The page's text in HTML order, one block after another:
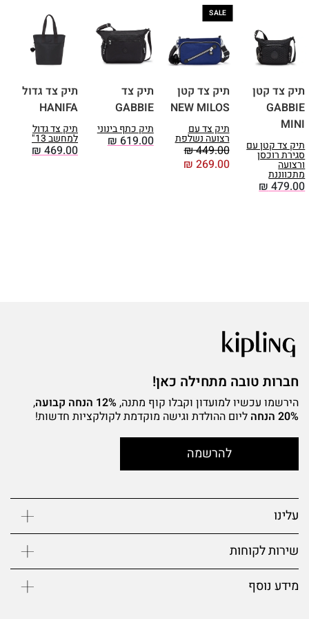
תיק צד קטן
GABBIE
MINI
תיק צד קטן עם
סגירת רוכסן
ורצועה
מתכווננת
₪479.00
SALE
תיק צד קטן
NEW MILOS
תיק צד עם
רצועה נשלפת
₪449.00
₪ 269.00
תיק צד
GABBIE
תיק כתף בינוני
₪619.00
תיק צד גדול
HANIFA
תיק צד גדול
למחשב 13"
₪469.00
חברות טובה מתחילה כאן!
הירשמו עכשיו למועדון וקבלו קוף מתנה, 12% הנחה קבועה
,
20% הנחה
ליום ההולדת וגישה מוקדמת לקולקציות חדשות!
להרשמה
עלינו
שירות לקוחות
מידע נוסף